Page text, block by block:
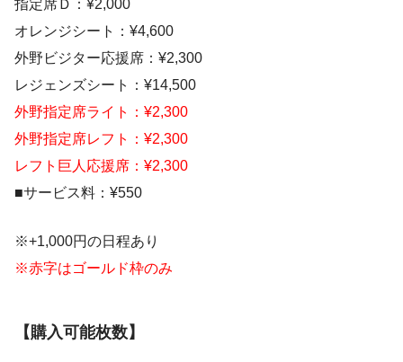
指定席Ｄ：¥2,000
オレンジシート：¥4,600
外野ビジター応援席：¥2,300
レジェンズシート：¥14,500
外野指定席ライト：¥2,300
外野指定席レフト：¥2,300
レフト巨人応援席：¥2,300
■サービス料：¥550
※+1,000円の日程あり
※赤字はゴールド枠のみ
【購入可能枚数】